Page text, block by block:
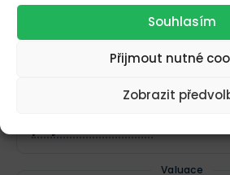
Souhlasím
Přijmout nutné
Zobrazit
RPS (Příjmy na
1,2
Valuace